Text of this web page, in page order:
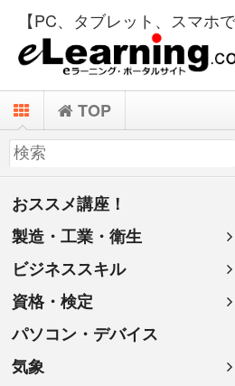
【PC、タブレット、スマホ
TOP
おススメ講座！
製造・工業・衛生
ビジネススキル
資格・検定
パソコン・デバイス
気象